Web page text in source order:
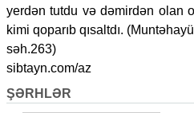
yerdən tutdu və dəmirdən olan
kimi qoparıb qısaltdı.
səh.263)
sibtayn.com/az
ŞƏRHLƏR